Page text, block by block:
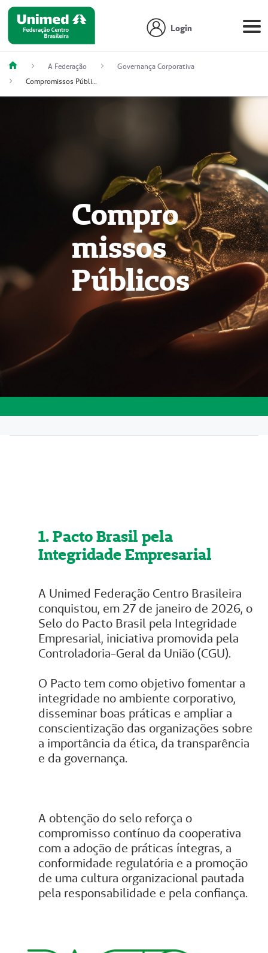
Login
A Federação
Governança Corporativa
Compromissos Públicos
Compro
missos
Públicos
1. Pacto Brasil pela
Integridade Empresarial
A Unimed Federação Centro Brasileira
conquistou, em 27 de janeiro de 2026, o
Selo do Pacto Brasil pela Integridade
Empresarial, iniciativa promovida pela
Controladoria-Geral da União (CGU).
O Pacto tem como objetivo fomentar a
integridade no ambiente corporativo,
disseminar boas práticas e ampliar a
conscientização das organizações sobre
a importância da ética, da transparência
e da governança.
A obtenção do selo reforça o
compromisso contínuo da cooperativa
com a adoção de práticas íntegras, a
conformidade regulatória e a promoção
de uma cultura organizacional pautada
pela responsabilidade e pela confiança.